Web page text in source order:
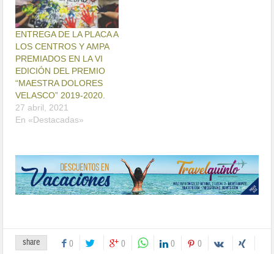
ENTREGA DE LA PLACA A
LOS CENTROS Y AMPA
PREMIADOS EN LA VI
EDICIÓN DEL PREMIO
“MAESTRA DOLORES
VELASCO” 2019-2020.
27 abril, 2021
En «Destacadas»
share 0 0 0 0